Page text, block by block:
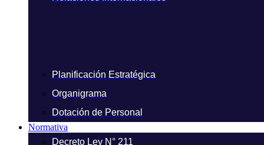
Planificación Estratégica
Organigrama
Dotación de Personal
Normativa
Decreto Ley N° 211